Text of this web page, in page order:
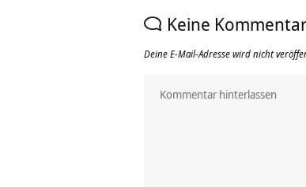
Keine
Deine E-Mail-Adresse wird nicht